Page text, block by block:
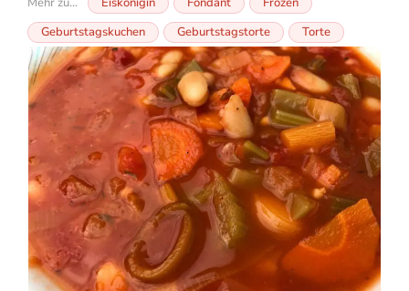
Geburtstagskuchen
Geburtstagstorte Torte